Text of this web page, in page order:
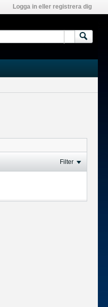
Logga in eller registrera dig
Filter